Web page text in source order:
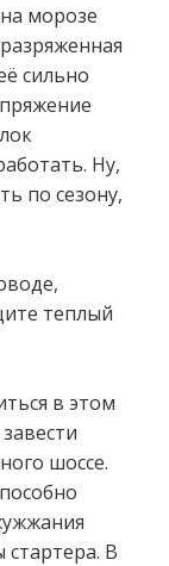
морозе
сильно
Ну,
по сезону,
теплый
в этом
шоссе.
стартера. В